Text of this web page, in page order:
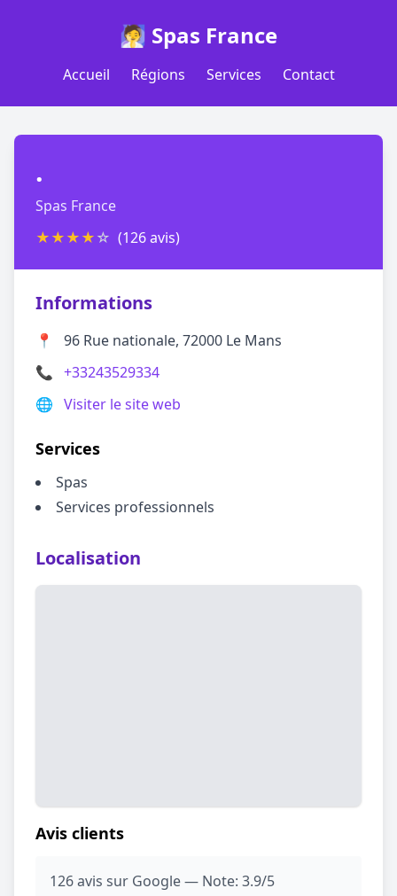
🧖 Spas France
Accueil Régions Services Contact
.
Spas France
★★★★☆ (126 avis)
Informations
📍
96 Rue nationale, 72000 Le Mans
📞 +33243529334
🌐 Visiter le site web
Services
Spas
Services professionnels
Localisation
Avis clients
126 avis sur Google — Note: 3.9/5